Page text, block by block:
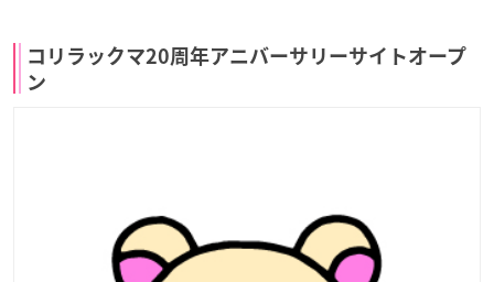
コリラックマ20周年アニバーサリーサイトオープ
ン